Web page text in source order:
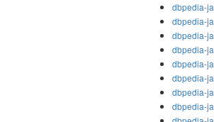
dbpedia-ja
dbpedia-ja
dbpedia-ja
dbpedia-ja
dbpedia-ja
dbpedia-ja
dbpedia-ja
dbpedia-ja